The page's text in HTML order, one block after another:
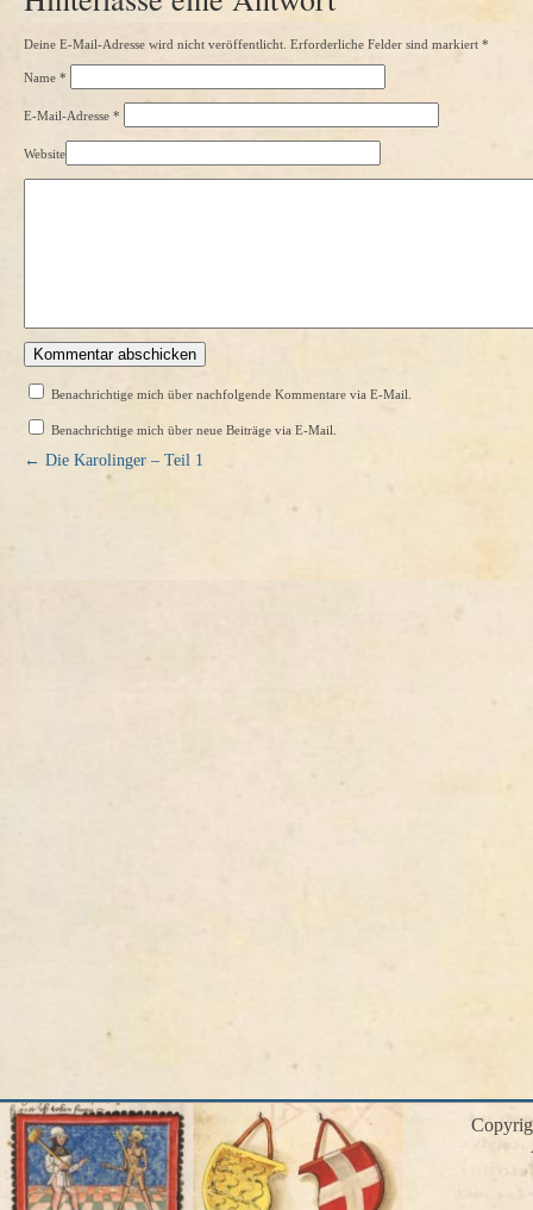
Deine E-Mail-Adresse wird nicht veröffentlicht. Erforderliche Felder sind markiert *
Name *
E-Mail-Adresse *
Website
Benachrichtige mich über nachfolgende Kommentare via E-Mail.
Benachrichtige mich über neue Beiträge via E-Mail.
← Die Karolinger – Teil 1